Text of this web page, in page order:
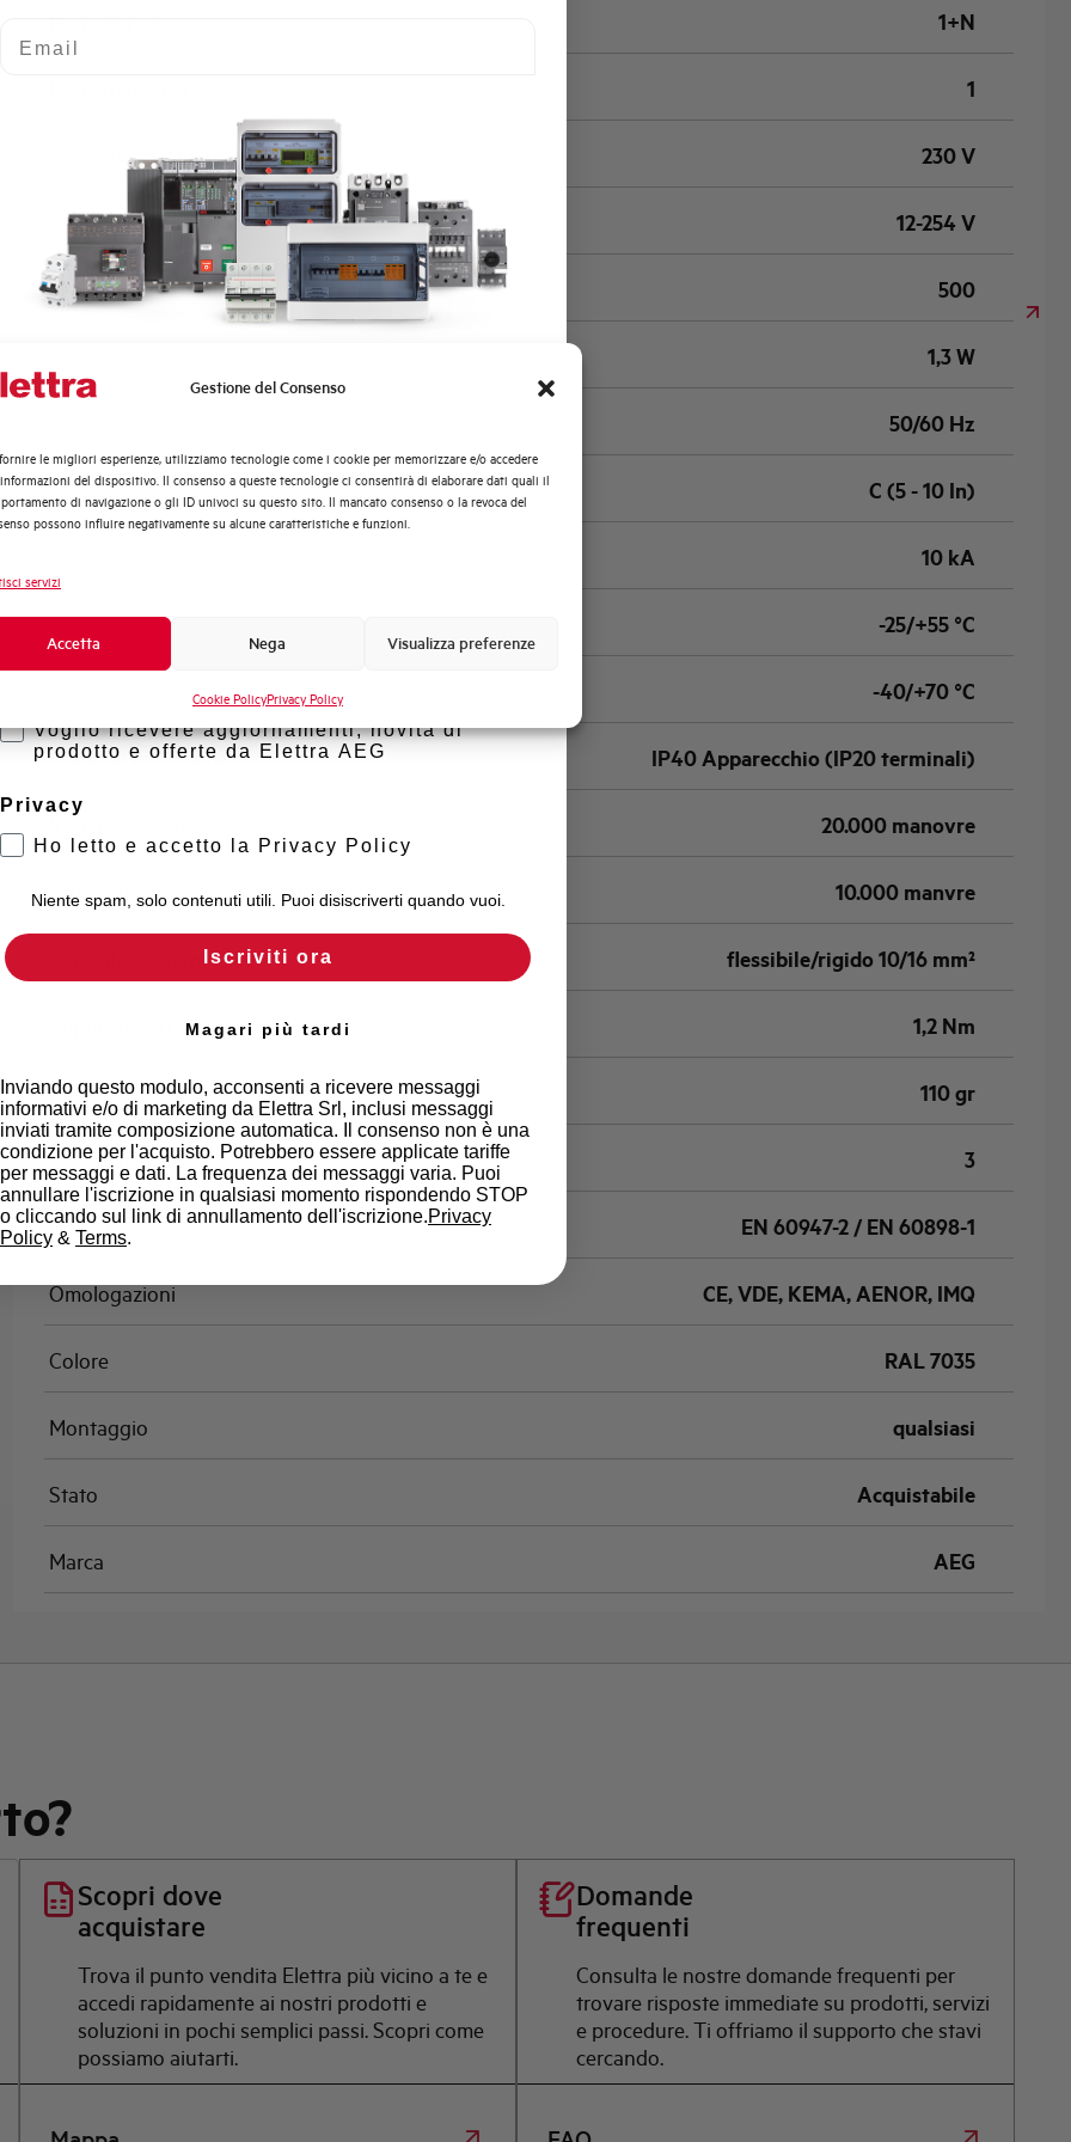
Gestione del Consenso
le migliori esperienze, utilizziamo tecnologie come i cookie per memorizzare e/o accedere
del dispositivo. Il consenso a queste tecnologie ci consentirà di elaborare dati quali il
di navigazione o gli ID univoci su questo sito. Il mancato consenso o la revoca del
possono influire negativamente su alcune caratteristiche e funzioni.
servizi
Accetta Nega Visualizza preferenze
Cookie PolicyPrivacy Policy
1+N
1
Tensione nominale Ue AC 230 V
Tensione di impiego min-max AC 12-254 V
Tensione di isolamento Ui (V) 500
1,3 W
50/60 Hz
Curva di intervento C (5 - 10 In)
10 kA
Temperatura di impiego -25/+55 °C
Temperatura di stoccaggio -40/+70 °C
Grado di protezione IP40 Apparecchio (IP20 terminali)
20.000 manovre
Vita elettrica (manovre totali) AC1/AC7a 10.000 manvre
Capacità dei terminali flessibile/rigido 10/16 mm²
Coppia di serraggio 1,2 Nm
Peso 110 gr
Classe di limitazione 3
Norma EN 60947-2 / EN 60898-1
Omologazioni CE, VDE, KEMA, AENOR, IMQ
Colore RAL 7035
Montaggio qualsiasi
Stato Acquistabile
Marca AEG
Scopri dove
acquistare
Trova il punto vendita Elettra più vicino a te e
accedi rapidamente ai nostri prodotti e
soluzioni in pochi semplici passi. Scopri come
possiamo aiutarti.
Domande
frequenti
Consulta le nostre domande frequenti per
trovare risposte immediate su prodotti, servizi
e procedure. Ti offriamo il supporto che stavi
cercando.
Quali argomenti ti interessano di più?
Automazione Industriale
Fotovoltaico
Sistema Quadri
Formazione tecnica
Voglio ricevere aggiornamenti, novità di
prodotto e offerte da Elettra AEG
Privacy
Ho letto e accetto la Privacy Policy
Niente spam, solo contenuti utili. Puoi disiscriverti quando vuoi.
Iscriviti ora
Magari più tardi
Inviando questo modulo, acconsenti a ricevere messaggi
informativi e/o di marketing da Elettra Srl, inclusi messaggi
inviati tramite composizione automatica. Il consenso non è una
condizione per l'acquisto. Potrebbero essere applicate tariffe
per messaggi e dati. La frequenza dei messaggi varia. Puoi
annullare l'iscrizione in qualsiasi momento rispondendo STOP
o cliccando sul link di annullamento dell'iscrizione.Privacy
Policy & Terms.